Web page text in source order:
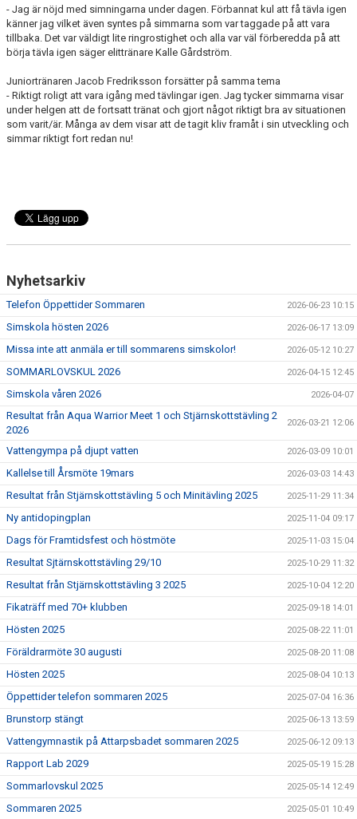
- Jag är nöjd med simningarna under dagen. Förbannat kul att få tävla igen
känner jag vilket även syntes på simmarna som var taggade på att vara
tillbaka. Det var väldigt lite ringrostighet och alla var väl förberedda på att
börja tävla igen säger elittränare Kalle Gårdström.
Juniortränaren Jacob Fredriksson forsätter på samma tema
- Riktigt roligt att vara igång med tävlingar igen. Jag tycker simmarna visar
under helgen att de fortsatt tränat och gjort något riktigt bra av situationen
som varit/är. Många av dem visar att de tagit kliv framåt i sin utveckling och
simmar riktigt fort redan nu!
Nyhetsarkiv
Telefon Öppettider Sommaren 2026-06-23 10:15
Simskola hösten 2026 2026-06-17 13:09
Missa inte att anmäla er till sommarens simskolor! 2026-05-12 10:27
SOMMARLOVSKUL 2026 2026-04-15 12:45
Simskola våren 2026 2026-04-07
Resultat från Aqua Warrior Meet 1 och Stjärnskottstävling 2
2026
2026-03-21 12:06
Vattengympa på djupt vatten 2026-03-09 10:01
Kallelse till Årsmöte 19mars 2026-03-03 14:43
Resultat från Stjärnskottstävling 5 och Minitävling 2025 2025-11-29 11:34
Ny antidopingplan 2025-11-04 09:17
Dags för Framtidsfest och höstmöte 2025-11-03 15:04
Resultat Sjtärnskottstävling 29/10 2025-10-29 11:32
Resultat från Stjärnskottstävling 3 2025 2025-10-04 12:20
Fikaträff med 70+ klubben 2025-09-18 14:01
Hösten 2025 2025-08-22 11:01
Föräldrarmöte 30 augusti 2025-08-20 11:08
Hösten 2025 2025-08-04 10:13
Öppettider telefon sommaren 2025 2025-07-04 16:36
Brunstorp stängt 2025-06-13 13:59
Vattengymnastik på Attarpsbadet sommaren 2025 2025-06-12 09:13
Rapport Lab 2029 2025-05-19 15:28
Sommarlovskul 2025 2025-05-14 12:49
Sommaren 2025 2025-05-01 10:49